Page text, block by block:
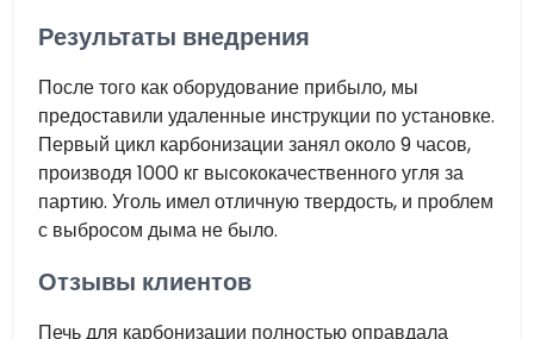
Результаты внедрения
После того как оборудование прибыло, мы
предоставили удаленные инструкции по установке.
Первый цикл карбонизации занял около 9 часов,
производя 1000 кг высококачественного угля за
партию. Уголь имел отличную твердость, и проблем
с выбросом дыма не было.
Отзывы клиентов
Печь для карбонизации полностью оправдала